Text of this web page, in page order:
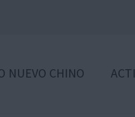
NUEVO CHINO